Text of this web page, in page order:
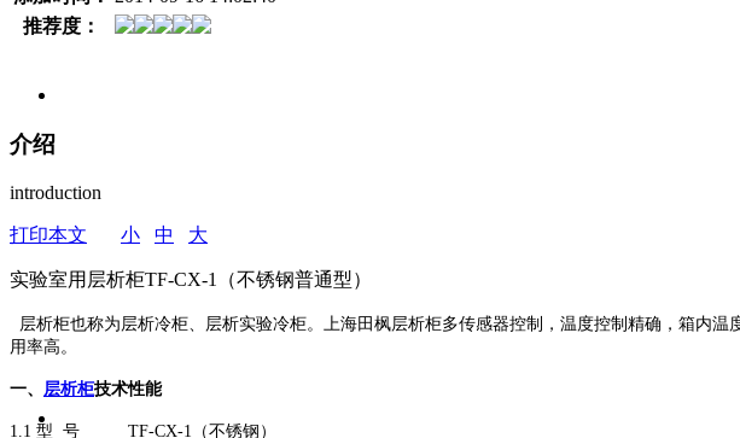
推荐度：
介绍
introduction
打印本文 小 中 大
实验室用层析柜TF-CX-1（不锈钢普通型）
层析柜也称为层析冷柜、层析实验冷柜。上海田枫层析柜多传感器控制，温度控制精确，箱内温
用率高。
一、 层析柜技术性能
1.1 型 号 TF-CX-1（不锈钢）